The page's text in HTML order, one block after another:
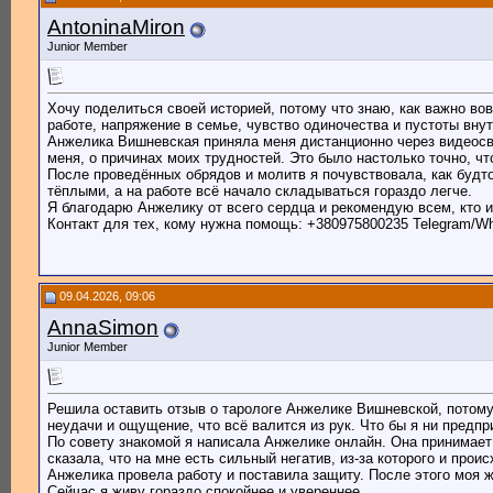
AntoninaMiron
Junior Member
Хочу поделиться своей историей, потому что знаю, как важно
работе, напряжение в семье, чувство одиночества и пустоты
Анжелика Вишневская приняла меня дистанционно через
меня, о причинах моих трудностей. Это было настолько точно,
После проведённых обрядов и молитв я почувствовала, как
тёплыми, а на работе всё начало складываться гораздо легче.
Я благодарю Анжелику от всего сердца и рекомендую всем, кто
Контакт для тех, кому нужна помощь: +380975800235 Telegram/
09.04.2026, 09:06
AnnaSimon
Junior Member
Решила оставить отзыв о тарологе Анжелике Вишневской,
неудачи и ощущение, что всё валится из рук. Что бы я ни
По совету знакомой я написала Анжелике онлайн. Она
сказала, что на мне есть сильный негатив, из-за которого и
Анжелика провела работу и поставила защиту. После этого